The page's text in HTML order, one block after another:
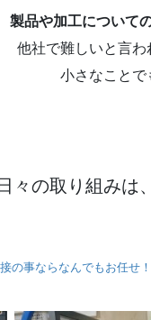
製品や加工について
他社で難しいと言わ
小さなことで
々の取り組みは
の事ならなんでもお任せ！